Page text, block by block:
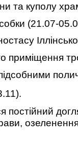
та куполу
(21.07-
приміщення
постійний